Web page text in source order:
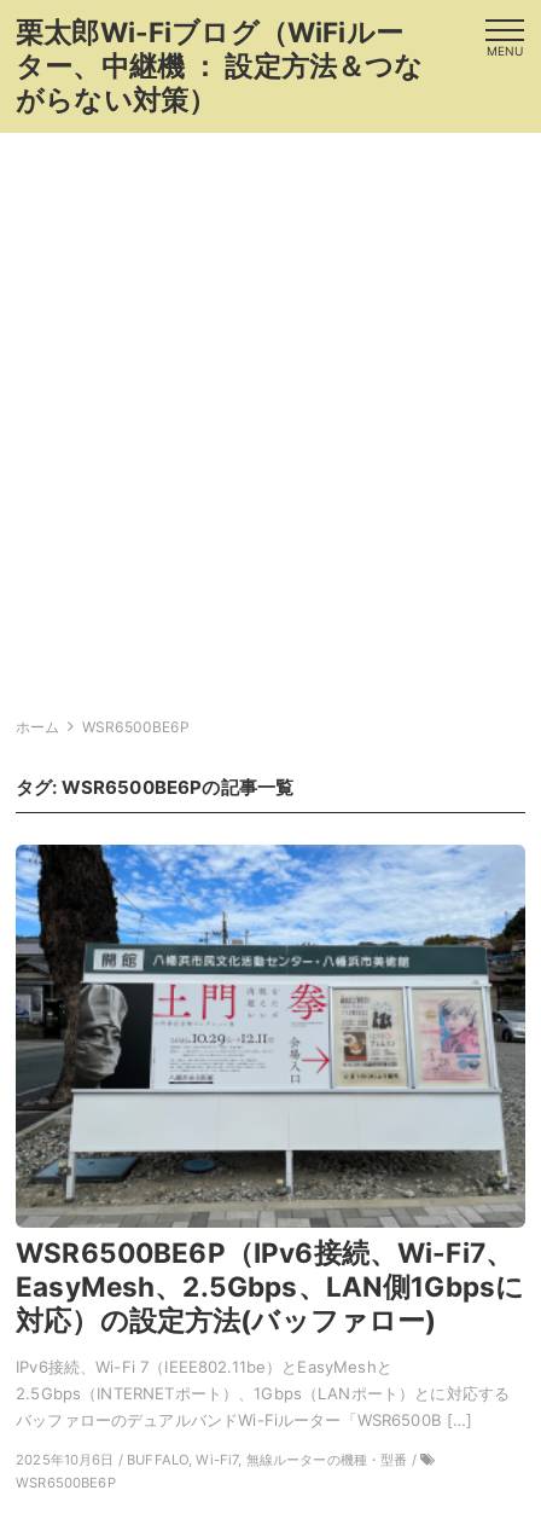
栗太郎Wi-Fiブログ（WiFiルー
ター、中継機 ： 設定方法＆つな
がらない対策）
MENU
ホーム WSR6500BE6P
タグ: WSR6500BE6Pの記事一覧
WSR6500BE6P（IPv6接続、Wi-Fi7、
EasyMesh、2.5Gbps、LAN側1Gbpsに
対応）の設定方法(バッファロー)
IPv6接続、Wi-Fi 7（IEEE802.11be）とEasyMeshと
2.5Gbps（INTERNETポート）、1Gbps（LANポート）とに対応する
バッファローのデュアルバンドWi-Fiルーター「WSR6500B […]
2025年10月6日 / BUFFALO, Wi-Fi7, 無線ルーターの機種・型番 /
WSR6500BE6P